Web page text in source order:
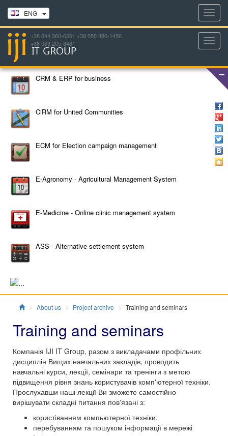
ENG
+38 044 360-6261 +38 050 380-1456
+38 063 205-8481
CRM & ERP for business
CiRM for United Communities
ECM for Election campaign management
E-Agronomy - Agricultural Management System
E-Medicine - Online clinic management system
ASS - Alternative settlement system
ГлавнаяAbout us Project archive Training and seminars
Training and seminars
Компанія IJI IT Group, разом з викладачами профільних
дисциплін Вищих навчальних закладів, проводить
навчальні курси, лекції, семінари та тренінги з метою
підвищення рівня знань користувачів комп'ютерної техніки.
Прослухавши наші лекції Ви зможете самостійно
вирішувати складні питання пов'язані з:
користіванням компьютерної техніки,
перебуванням та пошуком інформації в мережі